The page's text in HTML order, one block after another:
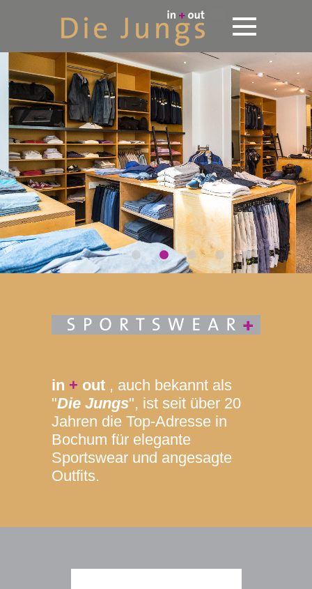
in + out , auch bekannt als
"Die Jungs", ist seit über 20
Jahren die Top-Adresse in
Bochum für elegante
Sportswear und angesagte
Outfits.